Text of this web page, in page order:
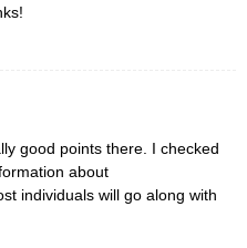
good points there. I checked
about
individuals will go along with